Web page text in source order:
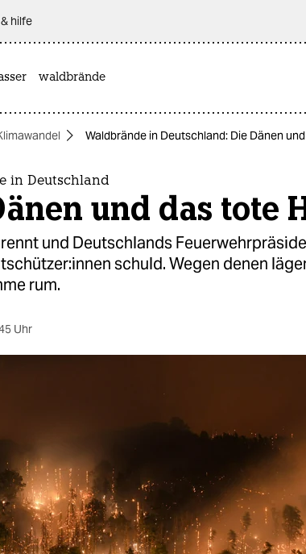
hilfe
waldbrände
Waldbrände in Deutschland: Die Dänen
in Deutschland
und das tote
und Deutschlands
schuld. Wegen denen
rum.
Uhr